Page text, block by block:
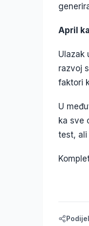
April
Ulazak
razvoj
faktori
U
ka sve
test, ali